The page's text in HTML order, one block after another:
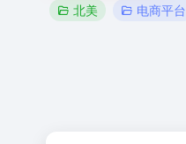
北美 电商平台